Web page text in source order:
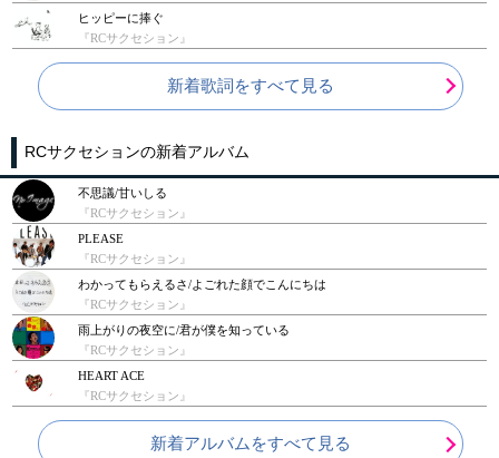
ヒッピーに捧ぐ
『RCサクセション』
新着歌詞をすべて見る
RCサクセションの新着アルバム
不思議/甘いしる
『RCサクセション』
PLEASE
『RCサクセション』
わかってもらえるさ/よごれた顔でこんにちは
『RCサクセション』
雨上がりの夜空に/君が僕を知っている
『RCサクセション』
HEART ACE
『RCサクセション』
新着アルバムをすべて見る